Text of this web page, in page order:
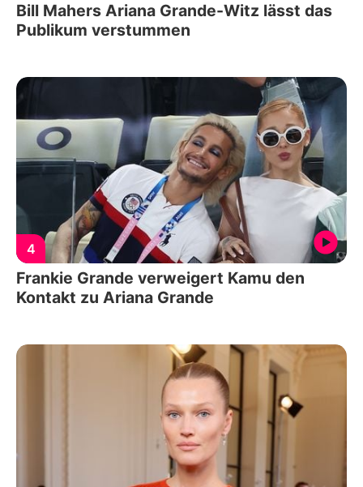
Bill Mahers Ariana Grande-Witz lässt das
Publikum verstummen
4
Frankie Grande verweigert Kamu den
Kontakt zu Ariana Grande